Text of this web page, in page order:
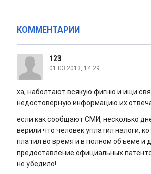
КОММЕНТАРИИ
123
01.03.2013, 14:29
ха, наболтают всякую фигню и ищи
недостоверную информацию их
если как сообщают СМИ, несколько
верили что человек уплатил налоги,
платил во время и в полном объеме и
предоставление официальных
не убедило!